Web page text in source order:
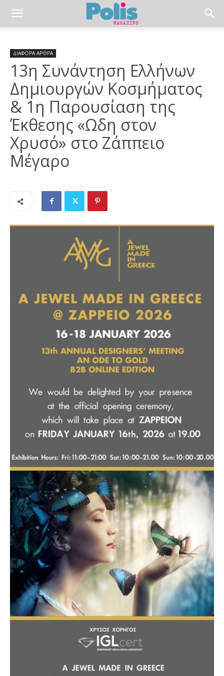
ΔΙΑΦΟΡΑ ΑΡΘΡΑ
13η Συνάντηση Ελλήνων
Δημιουργών Κοσμήματος
& 1η Παρουσίαση της
Έκθεσης «Ωδη στον
Χρυσό» στο Ζάππειο
Μέγαρο